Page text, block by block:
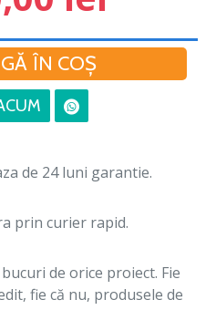
ÎN COŞ
de 24 luni garantie.
prin curier rapid.
de orice proiect. Fie
fie că nu, produsele de